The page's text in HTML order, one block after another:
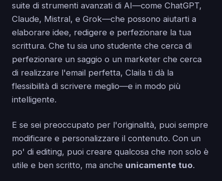
suite di strumenti avanzati di AI—come ChatGPT,
Claude, Mistral, e Grok—che possono aiutarti a
elaborare idee, redigere e perfezionare la tua
scrittura. Che tu sia uno studente che cerca di
perfezionare un saggio o un marketer che cerca
di realizzare l'email perfetta, Claila ti dà la
flessibilità di scrivere meglio—e in modo più
intelligente.
E se sei preoccupato per l'originalità, puoi sempre
modificare e personalizzare il contenuto. Con un
po' di editing, puoi creare qualcosa che non solo è
utile e ben scritto, ma anche unicamente tuo.